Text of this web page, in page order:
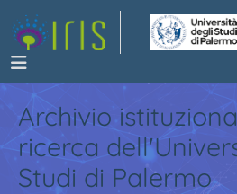
Archivio
ricerca
Studi di Palermo